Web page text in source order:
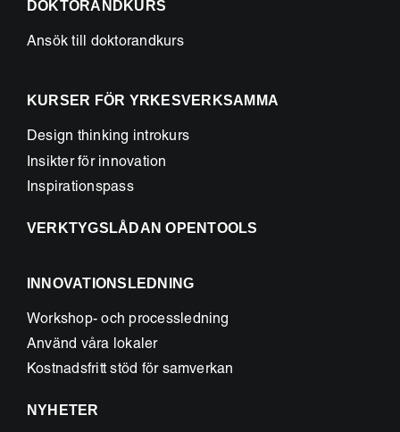
DOKTORANDKURS
Ansök till doktorandkurs
KURSER FÖR YRKESVERKSAMMA
Design thinking introkurs
Insikter för innovation
Inspirationspass
VERKTYGSLÅDAN OPENTOOLS
INNOVATIONSLEDNING
Workshop- och processledning
Använd våra lokaler
Kostnadsfritt stöd för samverkan
NYHETER